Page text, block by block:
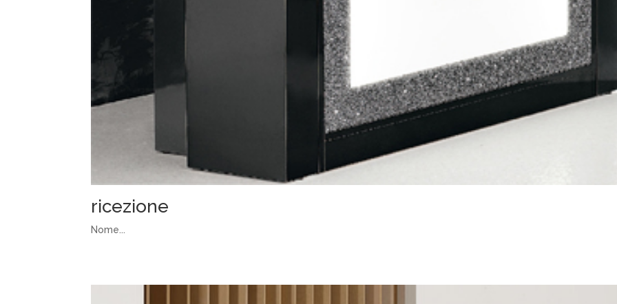
ricezione
Nome...